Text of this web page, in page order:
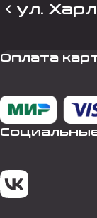
ул.
Оплата